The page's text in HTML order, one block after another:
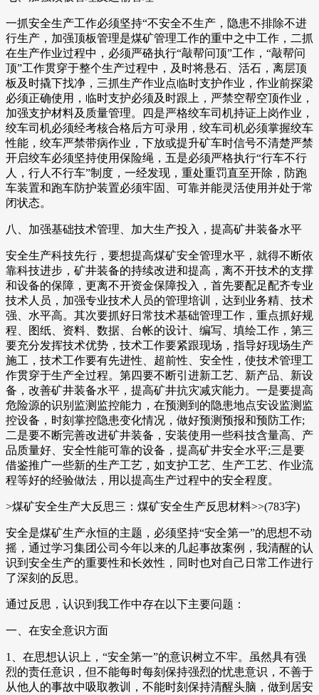
一抓安全生产工作必须坚持“不安全不生产，隐患不排除不进
行生产，加强顶板管理是煤矿管理工作的重中之中工作，二抓
在生产作业过程中，必须严硌执行“敲帮问顶”工作，“敲帮问
顶”工作贯穿于整个生产过程中，及时将悬石、活石，离层顶
板及时撬下找净，三抓生产作业点临时支护作业，作业前探梁
必须正确使用，临时支护必须及时跟上，严禁空帮空顶作业，
加强支护材料及质量管理。四是严格绞车司机持证上岗作业，
绞车司机必须经考核合格后方可录用，绞车司机必须掌握绞车
性能，绞车严禁带病作业，下放或提升矿车时信号不清楚严禁
开启绞车必须坚持使用保险绳，五是必须严格执行“行车不行
人，行人不行车”制度，一经发现，重处重罚直至开除，防跑
车装置和跑车防护装置必须牢固、可靠并能灵活使用并处于常
闭状态。
八、加强基础技术管理、加大生产投入，提高矿井装备水平
安全生产科技先行，要想提高煤矿安全管理水平，就得不断依
靠科技进步，矿井装备的持续改进和提高，离不开技术的支撑
和设备的保障，更离不开资金保障投入，首先要配足配齐专业
技术人员，加强专业技术人员的管理培训，达到业务精、技术
强、水平高。其次要抓好日常技术基础管理工作，重点抓好规
程、图纸、资料、数据、台帐的设计、编写、填绘工作，第三
要充分发挥技术优势，技术工作要紧跟现场，指导好现场生产
施工，技术工作要有先进性、超前性、安全性，使技术管理工
作贯穿于生产全过程。第四要不断引进新工艺、新产品、新设
备，改善矿井装备水平，提高矿井抗灾减灾能力。一是要提高
危险源的识别监测监控能力，在预测到的隐患地点安设监测监
控设备，时刻掌控隐患变化情况，做好预测预报和预防工作;
二是要不断完善改进矿井装备，安装使用一些科技含量高、产
品质量好、安全性能可靠的设备，提高矿井安全水平;三是要
借鉴推广一些新的生产工艺，如支护工艺、生产工艺、作业流
程等好的经验做法，用以提高生产过程中的安全程度。
>煤矿安全生产大反思三：煤矿安全生产反思材料>>(783字)
安全是煤矿生产永恒的主题，必须坚持“安全第一”的思想不动
摇，通过学习集团公司今年以来的几起事故案例，我清醒的认
识到安全生产的重要性和长效性，同时也对自己日常工作进行
了深刻的反思。
通过反思，认识到我工作中存在以下主要问题：
一、在安全意识方面
1、在思想认识上，“安全第一”的意识树立不牢。虽然具有强
烈的责任意识，但不能每时每刻保持强烈的忧患意识，不善于
从他人的事故中吸取教训，不能时刻保持清醒头脑，做到居安